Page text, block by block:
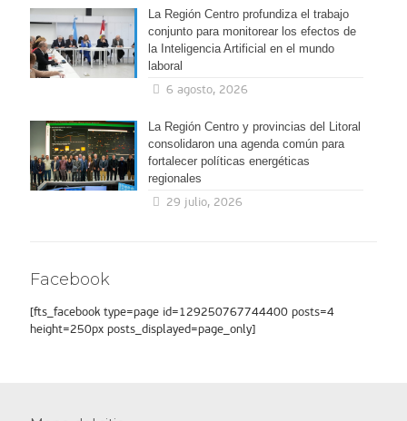
La Región Centro profundiza el trabajo
conjunto para monitorear los efectos de
la Inteligencia Artificial en el mundo
laboral
6 agosto, 2026
La Región Centro y provincias del Litoral
consolidaron una agenda común para
fortalecer políticas energéticas
regionales
29 julio, 2026
Facebook
[fts_facebook type=page id=129250767744400 posts=4
height=250px posts_displayed=page_only]